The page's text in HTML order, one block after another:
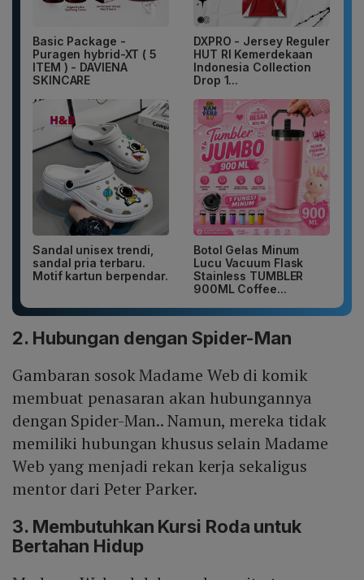
Basic Package -
Puragen hybrid-XT ( 5
ITEM ) - DAVIENA
SKINCARE
DXPRO - Jersey Reguler
HUT RI Kemerdekaan
Indonesia Collection
Drop 1...
Sandal unisex trendi,
sandal pria terbaru.
Motif kartun berpendar.
Botol Gelas Minum
Lucu Vacuum Flask
Stainless TUMBLER
900ML Coffee...
2. Hubungan dengan Spider-Man
Gambaran sosok Madame Web di komik
membuat penasaran akan hubungannya
dengan Spider-Man.. Namun, mereka tidak
memiliki hubungan khusus selain Madame
Web yang menjadi rekan kerja sekaligus
mentor dari Peter Parker.
3. Membutuhkan Kursi Roda untuk
Bertahan Hidup